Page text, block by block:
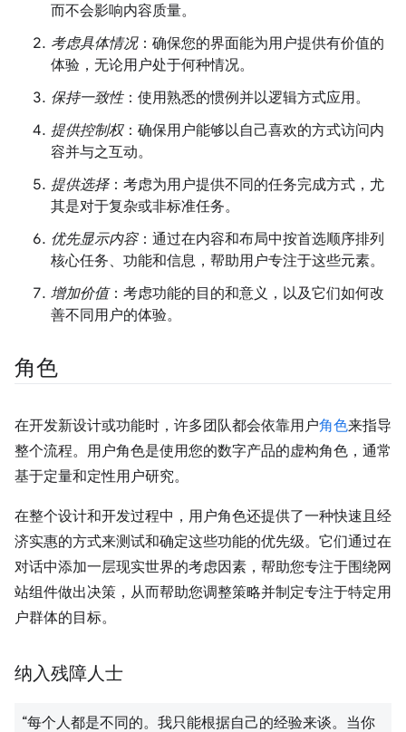
而不会影响内容质量。
考虑具体情况：确保您的界面能为用户提供有价值的
体验，无论用户处于何种情况。
保持一致性：使用熟悉的惯例并以逻辑方式应用。
提供控制权：确保用户能够以自己喜欢的方式访问内
容并与之互动。
提供选择：考虑为用户提供不同的任务完成方式，尤
其是对于复杂或非标准任务。
优先显示内容：通过在内容和布局中按首选顺序排列
核心任务、功能和信息，帮助用户专注于这些元素。
增加价值：考虑功能的目的和意义，以及它们如何改
善不同用户的体验。
角色
在开发新设计或功能时，许多团队都会依靠用户角色来指导
整个流程。用户角色是使用您的数字产品的虚构角色，通常
基于定量和定性用户研究。
在整个设计和开发过程中，用户角色还提供了一种快速且经
济实惠的方式来测试和确定这些功能的优先级。它们通过在
对话中添加一层现实世界的考虑因素，帮助您专注于围绕网
站组件做出决策，从而帮助您调整策略并制定专注于特定用
户群体的目标。
纳入残障人士
“每个人都是不同的。我只能根据自己的经验来谈。当你